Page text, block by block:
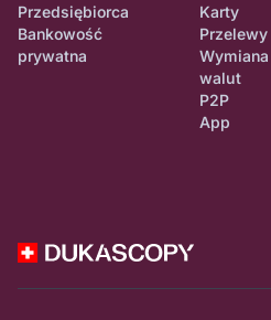
Przedsiębiorca
Bankowość
prywatna
Karty
Przelewy
Wymiana
walut
P2P
App